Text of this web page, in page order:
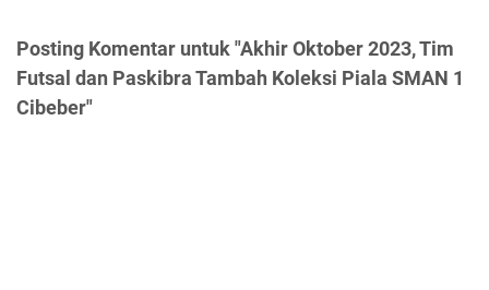
Posting Komentar untuk "Akhir Oktober 2023, Tim
Futsal dan Paskibra Tambah Koleksi Piala SMAN 1
Cibeber"